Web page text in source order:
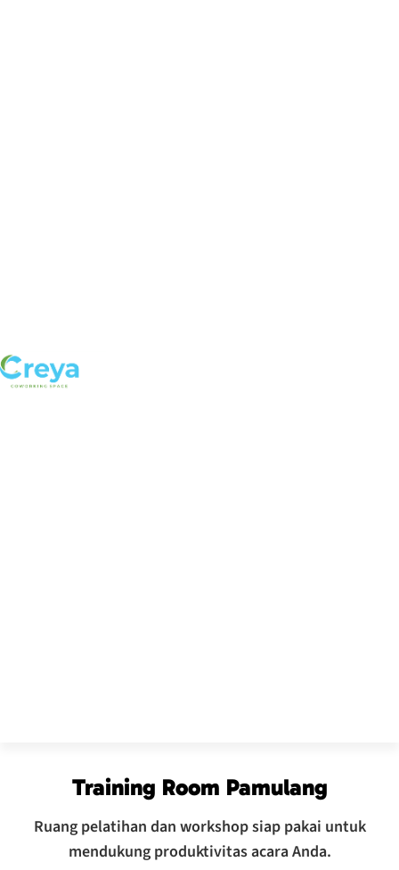
Training Room Pamulang
Ruang pelatihan dan workshop siap pakai untuk
mendukung produktivitas acara Anda.